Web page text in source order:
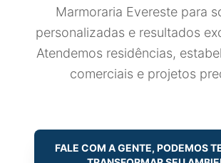
Marmoraria Evereste para
personalizadas e resultados
Atendemos residências,
comerciais e projetos
FALE COM A GENTE, PODEMOS